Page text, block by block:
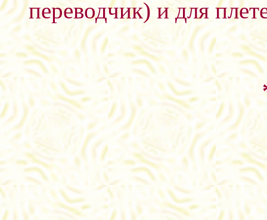
переводчик) и для